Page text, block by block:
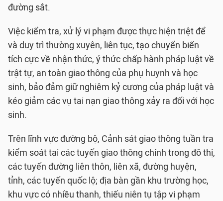
đường sắt.
Việc kiểm tra, xử lý vi phạm được thực hiện triệt để
và duy trì thường xuyên, liên tục, tạo chuyển biến
tích cực về nhận thức, ý thức chấp hành pháp luật về
trật tự, an toàn giao thông của phụ huynh và học
sinh, bảo đảm giữ nghiêm kỷ cương của pháp luật và
kéo giảm các vụ tai nạn giao thông xảy ra đối với học
sinh.
Trên lĩnh vực đường bộ, Cảnh sát giao thông tuần tra
kiểm soát tại các tuyến giao thông chính trong đô thị,
các tuyến đường liên thôn, liên xã, đường huyện,
tỉnh, các tuyến quốc lộ; địa bàn gần khu trường học,
khu vực có nhiều thanh, thiếu niên tụ tập vi phạm